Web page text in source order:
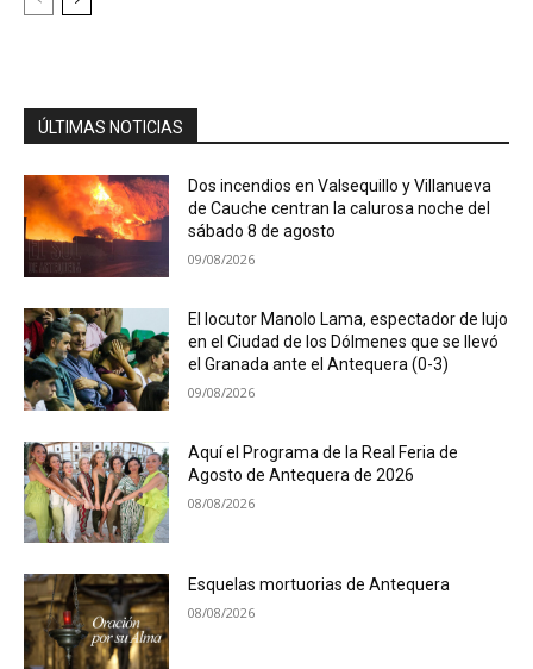
ÚLTIMAS NOTICIAS
Dos incendios en Valsequillo y Villanueva
de Cauche centran la calurosa noche del
sábado 8 de agosto
09/08/2026
El locutor Manolo Lama, espectador de lujo
en el Ciudad de los Dólmenes que se llevó
el Granada ante el Antequera (0-3)
09/08/2026
Aquí el Programa de la Real Feria de
Agosto de Antequera de 2026
08/08/2026
Esquelas mortuorias de Antequera
08/08/2026